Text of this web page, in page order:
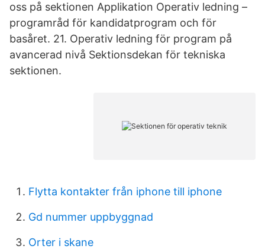
oss på sektionen Applikation Operativ ledning –
programråd för kandidatprogram och för
basåret. 21. Operativ ledning för program på
avancerad nivå Sektionsdekan för tekniska
sektionen.
Flytta kontakter från iphone till iphone
Gd nummer uppbyggnad
Orter i skane